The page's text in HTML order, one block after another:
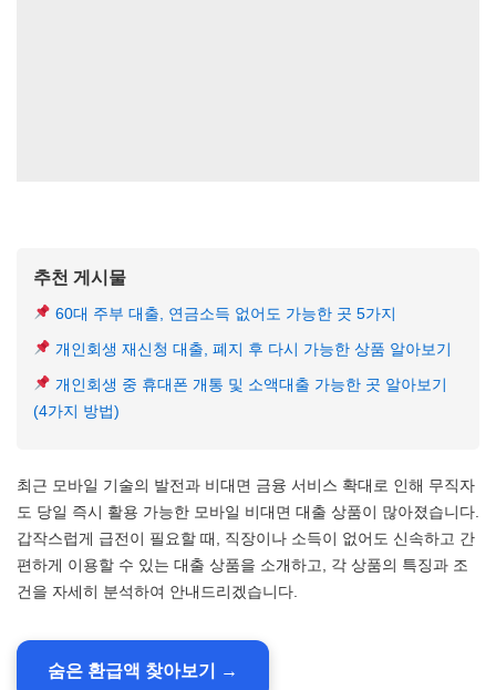
추천 게시물
60대 주부 대출, 연금소득 없어도 가능한 곳 5가지
개인회생 재신청 대출, 폐지 후 다시 가능한 상품 알아보기
개인회생 중 휴대폰 개통 및 소액대출 가능한 곳 알아보기
(4가지 방법)
최근 모바일 기술의 발전과 비대면 금융 서비스 확대로 인해 무직자
도 당일 즉시 활용 가능한 모바일 비대면 대출 상품이 많아졌습니다.
갑작스럽게 급전이 필요할 때, 직장이나 소득이 없어도 신속하고 간
편하게 이용할 수 있는 대출 상품을 소개하고, 각 상품의 특징과 조
건을 자세히 분석하여 안내드리겠습니다.
숨은 환급액 찾아보기 →